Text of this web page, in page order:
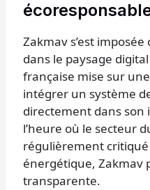
Zakmav s’est
dans le paysage
française mise sur une
intégrer un système
directement dans son
l’heure où le secteur
régulièrement
énergétique, Zakmav
transparente.